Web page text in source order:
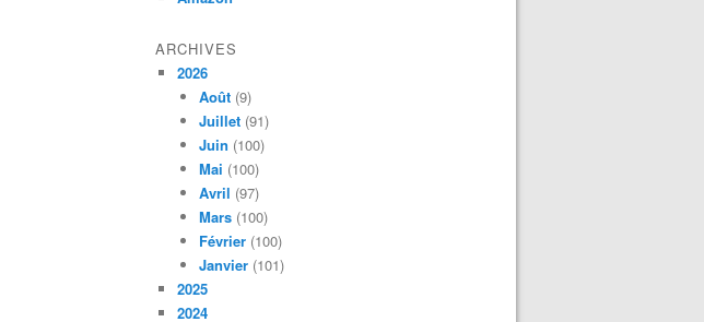
ARCHIVES
2026
Août (9)
Juillet (91)
Juin (100)
Mai (100)
Avril (97)
Mars (100)
Février (100)
Janvier (101)
2025
2024